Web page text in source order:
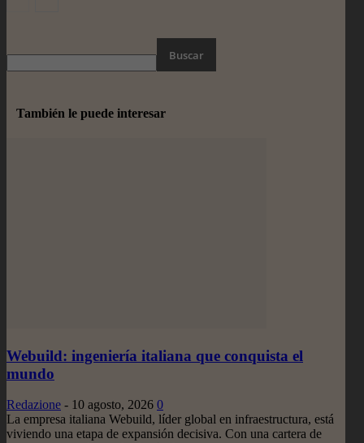
También le puede interesar
Webuild: ingeniería italiana que conquista el
mundo
Redazione - 10 agosto, 2026 0
La empresa italiana Webuild, líder global en infraestructura, está
viviendo una etapa de expansión decisiva. Con una cartera de